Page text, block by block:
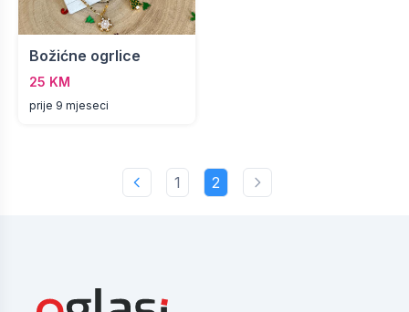
Božićne ogrlice
25 KM
prije 9 mjeseci
1 2